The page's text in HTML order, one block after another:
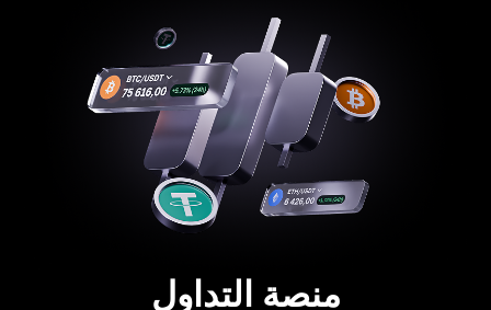
منصة التداول